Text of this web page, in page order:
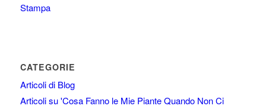
Stampa
CATEGORIE
Articoli di Blog
Articoli su 'Cosa Fanno le Mie Piante Quando Non Ci